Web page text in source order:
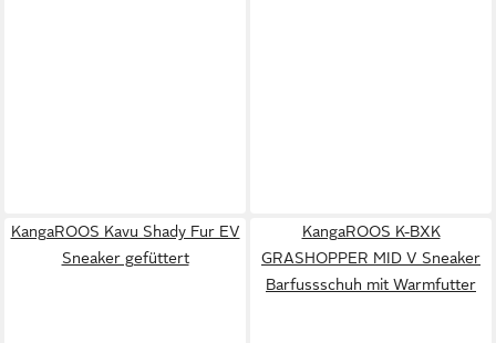
KangaROOS Kavu Shady Fur EV
Sneaker gefüttert
KangaROOS K-BXK
GRASHOPPER MID V Sneaker
Barfussschuh mit Warmfutter